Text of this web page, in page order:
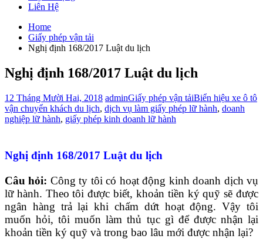
Liên Hệ
Home
Giấy phép vận tải
Nghị định 168/2017 Luật du lịch
Nghị định 168/2017 Luật du lịch
12 Tháng Mười Hai, 2018 adminGiấy phép vận tảiBiển hiệu xe ô tô
vận chuyển khách du lịch, dịch vụ làm giấy phép lữ hành, doanh
nghiệp lữ hành, giấy phép kinh doanh lữ hành
Nghị định 168/2017 Luật du lịch
Câu hỏi: Công ty tôi có hoạt động kinh doanh dịch vụ
lữ hành. Theo tôi được biết, khoản tiền ký quỹ sẽ được
ngân hàng trả lại khi chấm dứt hoạt động. Vậy tôi
muốn hỏi, tôi muốn làm thủ tục gì để được nhận lại
khoản tiền ký quỹ và trong bao lâu mới được nhận lại?